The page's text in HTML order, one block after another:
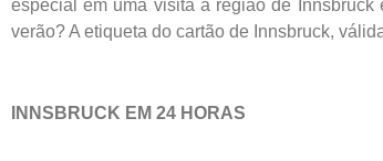
especial em uma visita à região de
verão? A etiqueta do cartão de Innsbruck,
INNSBRUCK EM 24 HORAS